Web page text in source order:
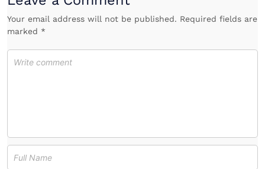
Your email address will not be published. Required fields are
marked *